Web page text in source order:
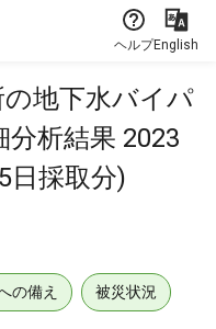
ヘルプEnglish
地下水バイパ
析結果 2023
日採取分)
の備え 被災状況